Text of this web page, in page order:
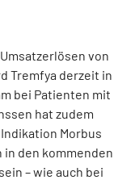
von
Tremfya derzeit in
bei Patienten mit
hat zudem
Morbus
in den kommenden
– wie auch bei